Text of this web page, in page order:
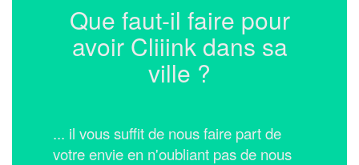
Que faut-il faire pour
avoir Cliiink dans sa
ville ?
... il vous suffit de nous faire part de
votre envie en n'oubliant pas de nous